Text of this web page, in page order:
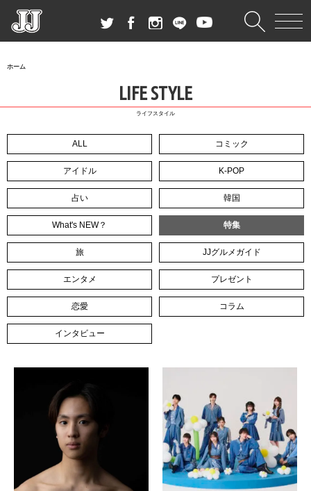
ホーム
LIFE STYLE
ライフスタイル
ALL コミック
アイドル K-POP
占い 韓国
What's NEW？ 特集
旅 JJグルメガイド
エンタメ プレゼント
恋愛 コラム
インタビュー